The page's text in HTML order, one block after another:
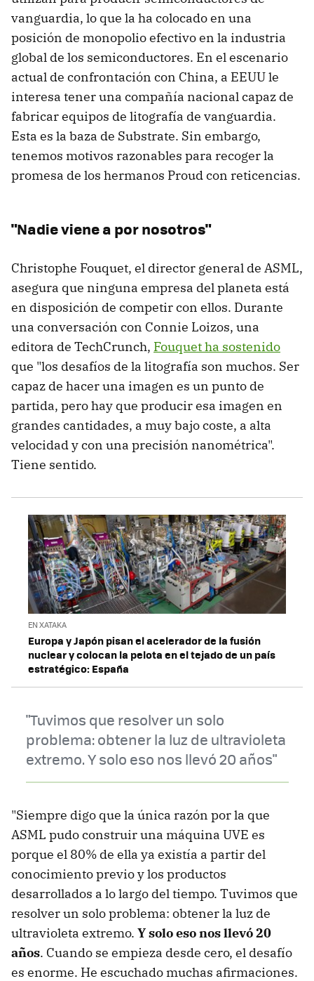
vanguardia, lo que la ha colocado en una
posición de monopolio efectivo en la industria
global de los semiconductores. En el escenario
actual de confrontación con China, a EEUU le
interesa tener una compañía nacional capaz de
fabricar equipos de litografía de vanguardia.
Esta es la baza de Substrate. Sin embargo,
tenemos motivos razonables para recoger la
promesa de los hermanos Proud con reticencias.
"Nadie viene a por nosotros"
Christophe Fouquet, el director general de ASML,
asegura que ninguna empresa del planeta está
en disposición de competir con ellos. Durante
una conversación con Connie Loizos, una
editora de TechCrunch, Fouquet ha sostenido
que "los desafíos de la litografía son muchos. Ser
capaz de hacer una imagen es un punto de
partida, pero hay que producir esa imagen en
grandes cantidades, a muy bajo coste, a alta
velocidad y con una precisión nanométrica".
Tiene sentido.
EN XATAKA
Europa y Japón pisan el acelerador de la fusión
nuclear y colocan la pelota en el tejado de un país
estratégico: España
"Tuvimos que resolver un solo
problema: obtener la luz de ultravioleta
extremo. Y solo eso nos llevó 20 años"
"Siempre digo que la única razón por la que
ASML pudo construir una máquina UVE es
porque el 80% de ella ya existía a partir del
conocimiento previo y los productos
desarrollados a lo largo del tiempo. Tuvimos que
resolver un solo problema: obtener la luz de
ultravioleta extremo. Y solo eso nos llevó 20
años. Cuando se empieza desde cero, el desafío
es enorme. He escuchado muchas afirmaciones.